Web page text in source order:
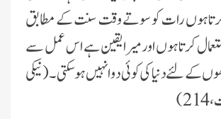
کرتا ہوں رات کو سوتے وقت سنت کے مطابق
کرتا ہوں اور میرا یقین ہے اس عمل سے
کے لئے دنیا کی کوئی دوا نہیں ہو سکتی ۔ (نیکی